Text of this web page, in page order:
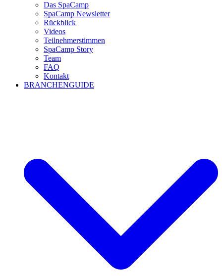
Das SpaCamp
SpaCamp Newsletter
Rückblick
Videos
Teilnehmerstimmen
SpaCamp Story
Team
FAQ
Kontakt
BRANCHENGUIDE